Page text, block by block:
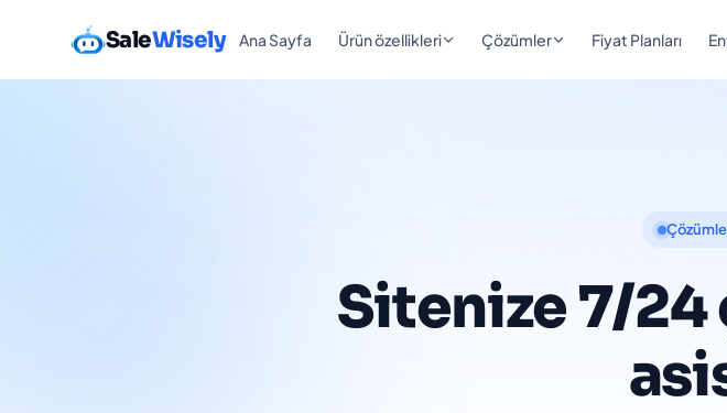
SaleWisely Ana Sayfa Ürün özellikleri Çözümler Fiyat Planları
Sitenize 7/24